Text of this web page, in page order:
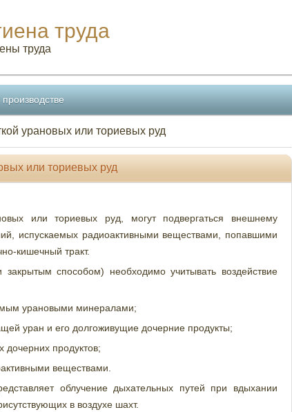
труда
труда
урановых или ториевых руд
или ториевых руд
или ториевых руд, могут подвергаться внешнему
испускаемых радиоактивными веществами, попавшими
кишечный тракт.
способом) необходимо учитывать воздействие
урановыми минералами;
уран и его долгоживущие дочерние продукты;
продуктов;
веществами.
облучение дыхательных путей при вдыхании
в воздухе шахт.